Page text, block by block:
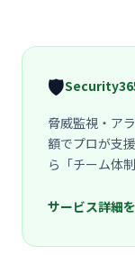
🛡️
脅威監視・ア
額でプロが支
ら「チーム体制
サービス詳細